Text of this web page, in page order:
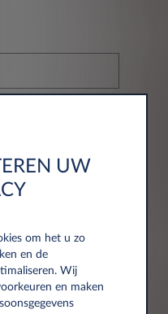
UW
om het u zo
en de
Wij
en maken